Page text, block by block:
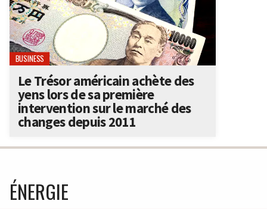
BUSINESS
Le Trésor américain achète des
yens lors de sa première
intervention sur le marché des
changes depuis 2011
ÉNERGIE